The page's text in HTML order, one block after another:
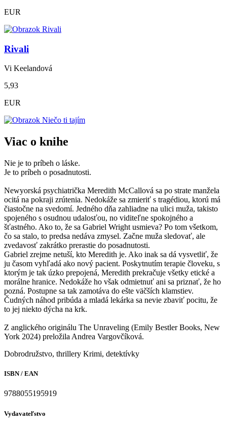
EUR
Rivali
Vi Keelandová
5,93
EUR
Viac o knihe
Nie je to príbeh o láske.
Je to príbeh o posadnutosti.
Newyorská psychiatrička Meredith McCallová sa po strate manžela
ocitá na pokraji zrútenia. Nedokáže sa zmieriť s tragédiou, ktorú má
čiastočne na svedomí. Jedného dňa zahliadne na ulici muža, takisto
spojeného s osudnou udalosťou, no viditeľne spokojného a
šťastného. Ako to, že sa Gabriel Wright usmieva? Po tom všetkom,
čo sa stalo, to predsa nedáva zmysel. Začne muža sledovať, ale
zvedavosť zakrátko prerastie do posadnutosti.
Gabriel zrejme netuší, kto Meredith je. Ako inak sa dá vysvetliť, že
ju časom vyhľadá ako nový pacient. Poskytnutím terapie človeku, s
ktorým je tak úzko prepojená, Meredith prekračuje všetky etické a
morálne hranice. Nedokáže ho však odmietnuť ani sa priznať, že ho
pozná. Postupne sa tak zamotáva do ešte väčších klamstiev.
Čudných náhod pribúda a mladá lekárka sa nevie zbaviť pocitu, že
to jej niekto dýcha na krk.
Z anglického originálu The Unraveling (Emily Bestler Books, New
York 2024) preložila Andrea Vargovčíková.
Dobrodružstvo, thrillery Krimi, detektívky
ISBN / EAN
9788055195919
Vydavateľstvo